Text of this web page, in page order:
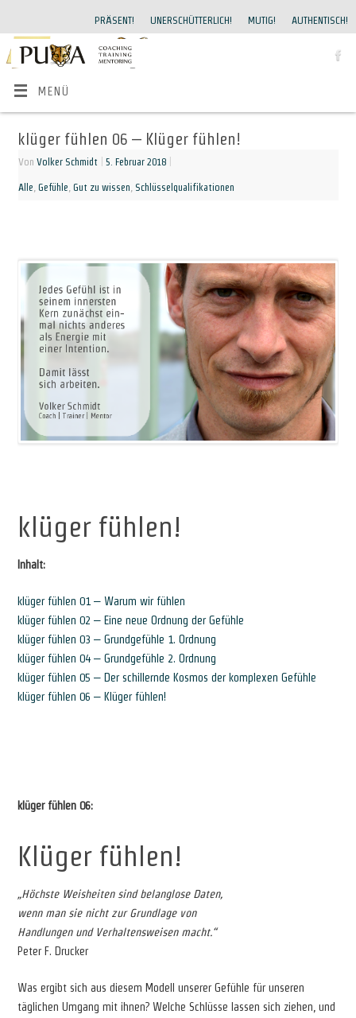
PRÄSENT! UNERSCHÜTTERLICH! MUTIG! AUTHENTISCH!
MENÜ
klüger fühlen 06 – Klüger fühlen!
Von Volker Schmidt 5. Februar 2018
Alle, Gefühle, Gut zu wissen, Schlüsselqualifikationen
klüger fühlen!
Inhalt:
klüger fühlen 01 – Warum wir fühlen
klüger fühlen 02 – Eine neue Ordnung der Gefühle
klüger fühlen 03 – Grundgefühle 1. Ordnung
klüger fühlen 04 – Grundgefühle 2. Ordnung
klüger fühlen 05 – Der schillernde Kosmos der komplexen Gefühle
klüger fühlen 06 – Klüger fühlen!
klüger fühlen 06:
Klüger fühlen!
„Höchste Weisheiten sind belanglose Daten,
wenn man sie nicht zur Grundlage von
Handlungen und Verhaltensweisen macht.“
Peter F. Drucker
Was ergibt sich aus diesem Modell unserer Gefühle für unseren
täglichen Umgang mit ihnen? Welche Schlüsse lassen sich ziehen, und